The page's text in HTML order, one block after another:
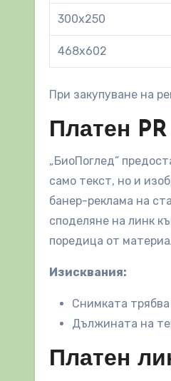
300х250
468х602
При закупуване на
Платен
„БиоПоглед”
само текст, но и
банер-реклама на
споделяне на линк
поредица от
Изисквания:
Снимката
Дължината на
Платен